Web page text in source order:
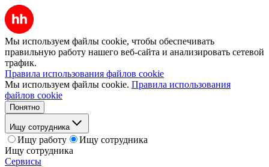
Мы используем файлы cookie, чтобы обеспечивать
правильную работу нашего веб-сайта и анализировать сетевой
трафик.
Правила использования файлов cookie
Мы используем файлы cookie. Правила использования
файлов cookie
Понятно
Ищу сотрудника
Ищу работу
Ищу сотрудника
Ищу сотрудника
Сервисы